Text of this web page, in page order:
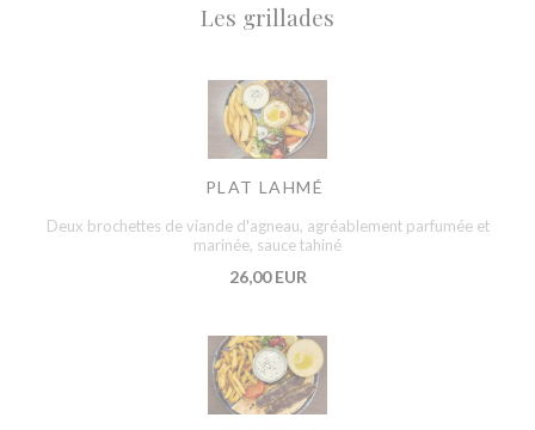
Les grillades
PLAT LAHMÉ
Deux brochettes de viande d'agneau, agréablement parfumée et
marinée, sauce tahiné
26,00 EUR